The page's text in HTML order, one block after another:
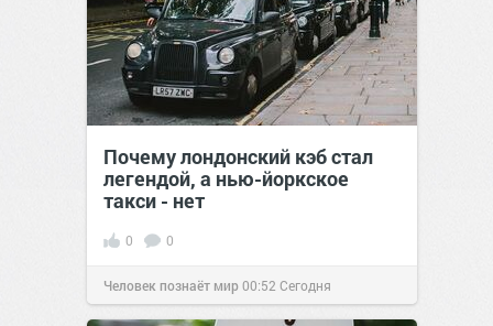
Почему лондонский кэб стал
легендой, а нью-йоркское
такси - нет
0 0
Человек познаёт мир00:52 Сегодня